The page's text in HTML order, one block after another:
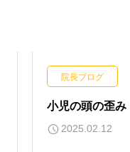
院長ブログ
小児の頭の歪み
2025.02.12